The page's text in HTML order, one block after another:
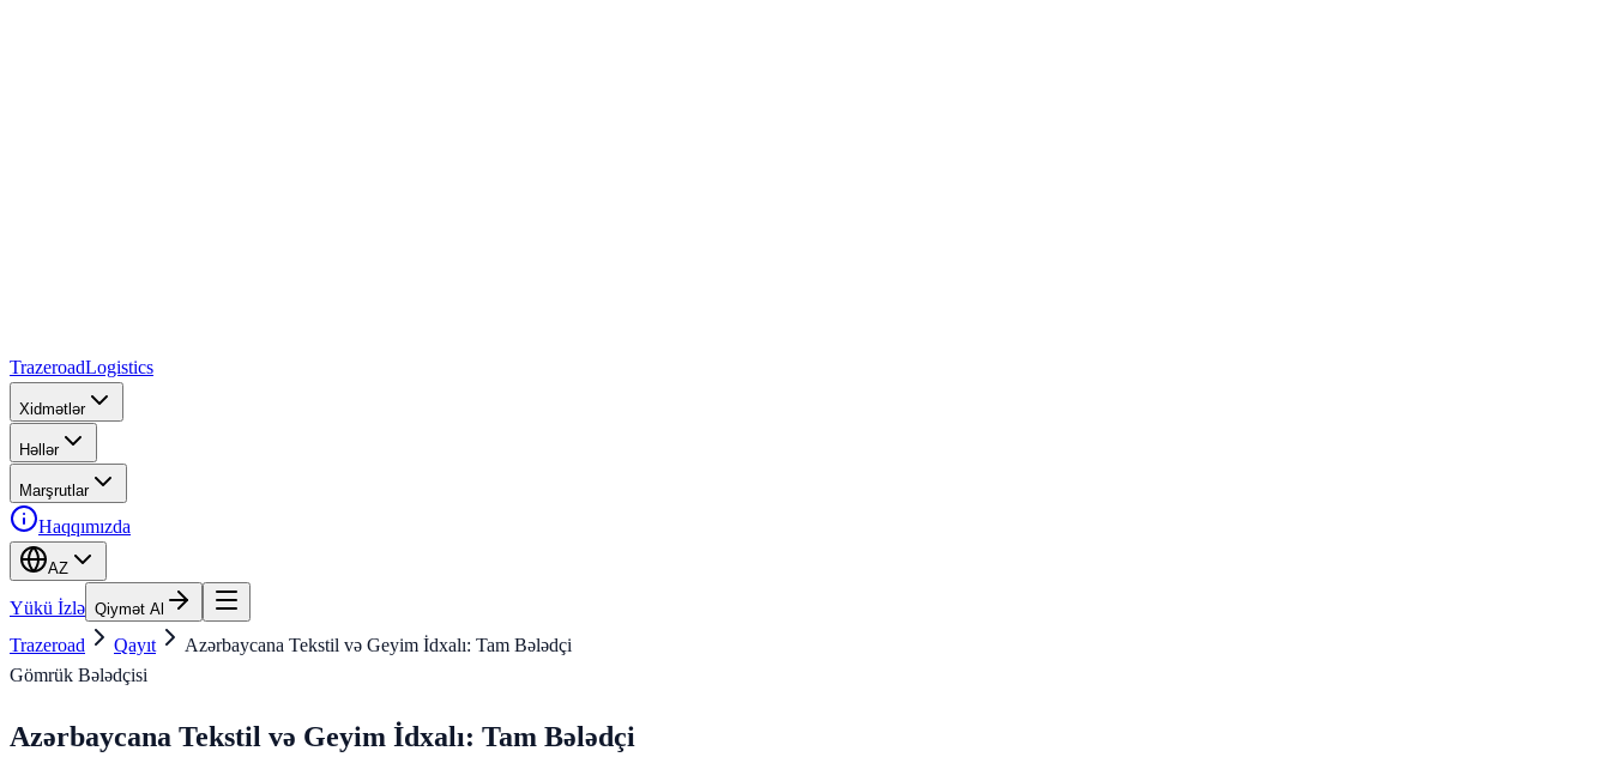
TrazeroadLogistics
Xidmətlər
Həllər
Marşrutlar
Haqqımızda
AZ
Yükü İzlə Qiymət Al
Trazeroad Qayıt
Azərbaycana Tekstil və Geyim İdxalı: Tam Bələdçi
Gömrük Bələdçisi
Azərbaycana Tekstil və Geyim İdxalı: Tam Bələdçi